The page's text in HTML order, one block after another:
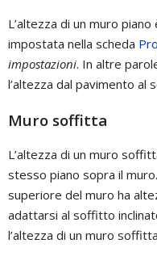
L’altezza di un muro
impostata nella scheda
impostazioni. In altre
l’altezza dal pavimento al
Muro soffitta
L’altezza di un muro
stesso piano sopra il
superiore del muro ha
adattarsi al soffitto
l’altezza di un muro